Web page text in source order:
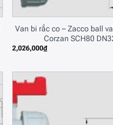
Van bi rắc co – Zacco ball
Corzan SCH80
2,026,000₫